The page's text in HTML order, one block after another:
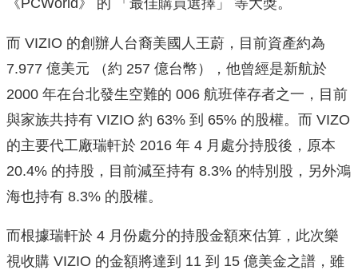
而 VIZIO 的創辦人台裔美國人王蔚，目前資產約為
7.977 億美元 （約 257 億台幣），他曾經是新航於
2000 年在台北發生空難的 006 航班倖存者之一，目前
與家族共持有 VIZIO 約 63% 到 65% 的股權。而 VIZO
的主要代工廠瑞軒於 2016 年 4 月處分持股後，原本
20.4% 的持股，目前減至持有 8.3% 的特別股，另外鴻
海也持有 8.3% 的股權。
而根據瑞軒於 4 月份處分的持股金額來估算，此次樂
視收購 VIZIO 的金額將達到 11 到 15 億美金之譜，雖